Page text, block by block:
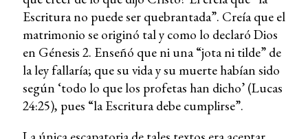
Escritura no puede ser quebrantada”. Creía que el
matrimonio se originó tal y como lo declaró Dios
en Génesis 2. Enseñó que ni una “jota ni tilde” de
la ley fallaría; que su vida y su muerte habían sido
según ‘todo lo que los profetas han dicho’ (Lucas
24:25), pues “la Escritura debe cumplirse”.